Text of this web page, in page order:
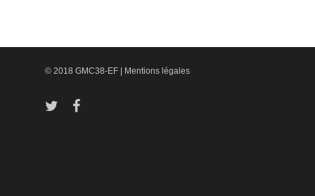
© 2018 GMC38-EF | Mentions légales